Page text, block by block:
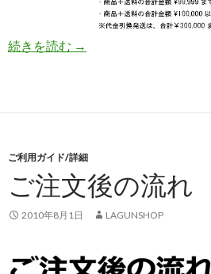
続きを読む ヤマト宅急便運輸送料
→
ご利用ガイド/詳細
ご注文後の流れ
2010年8月1日 LAGUNSHOP